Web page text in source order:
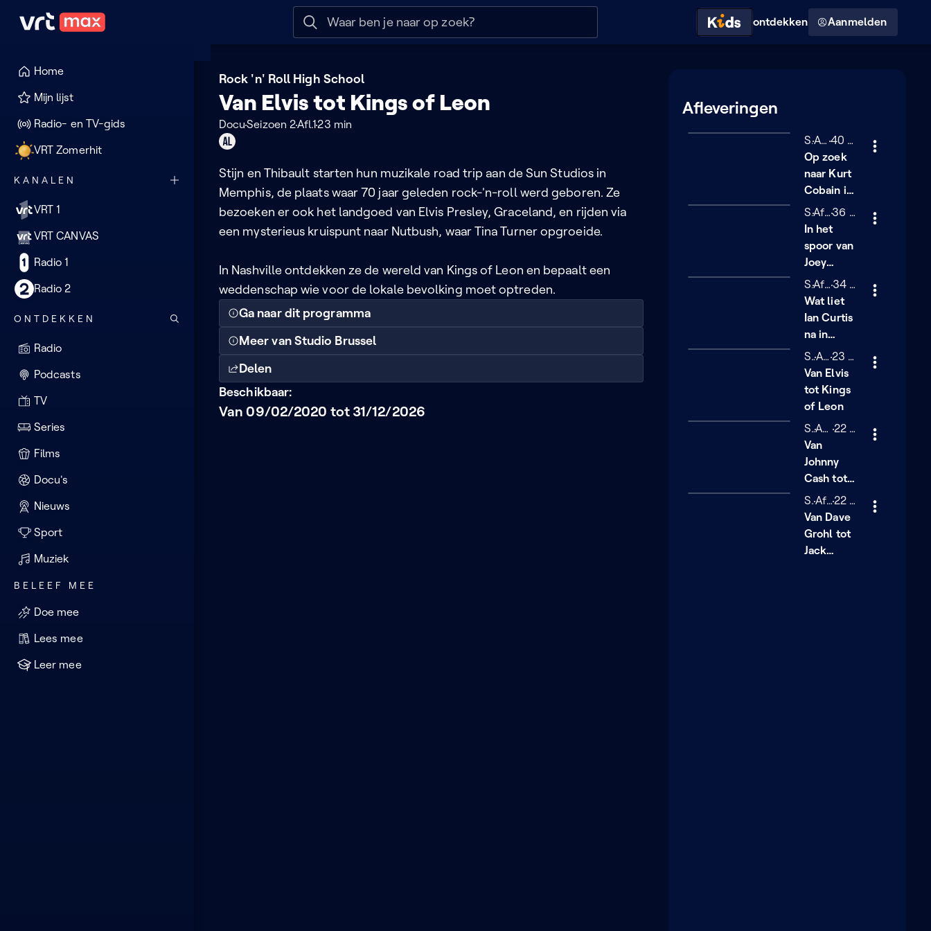
Naar hoofdinhoud Naar help Hoog contrast modus
ontdekken Aanmelden
Home
Mijn lijst
Radio- en TV-gids
VRT Zomerhit
KANALEN
VRT 1
VRT CANVAS
Radio 1
Radio 2
ONTDEKKEN
Radio
Podcasts
TV
Series
Films
Docu's
Nieuws
Sport
Muziek
BELEEF MEE
Doe mee
Lees mee
Leer mee
Rock 'n' Roll High School
Van Elvis tot Kings of Leon
DocuSeizoen 2Afl.123 min
Geschikt
alle
leeftijden
Stijn en Thibault starten hun muzikale road trip aan de Sun Studios in
Memphis, de plaats waar 70 jaar geleden rock-'n-roll werd geboren. Ze
bezoeken er ook het landgoed van Elvis Presley, Graceland, en rijden via
een mysterieus kruispunt naar Nutbush, waar Tina Turner opgroeide.
In Nashville ontdekken ze de wereld van Kings of Leon en bepaalt een
weddenschap wie voor de lokale bevolking moet optreden.
Ga naar dit programma
Meer van Studio Brussel
Delen
Beschikbaar:
Van 09/02/2020 tot 31/12/2026
Afleveringen
Seizoen 1
S1 Afl.1 40 minuten
40 min
Op zoek
naar Kurt
Cobain in
Seattle
Seizoen 1
S1 Afl.236 minuten
36 min
In het
spoor van
Joey
Ramone in
New York
Seizoen 1
S1 Afl.3 34 minuten
34 min
Wat liet
Ian Curtis
na in
Manchester?
Seizoen 2
S2 Afl.1 23 minuten
23 min
Van Elvis
tot Kings
of Leon
Seizoen 2
S2 Afl.2 22 minuten
22 min
Van
Johnny
Cash tot
The Black
Keys
Seizoen 2
S2 Afl.322 minuten
22 min
Van Dave
Grohl tot
Jack